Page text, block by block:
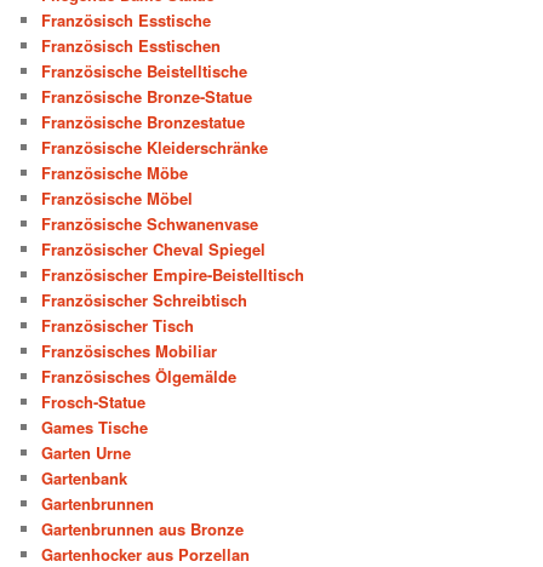
Französisch Esstische
Französisch Esstischen
Französische Beistelltische
Französische Bronze-Statue
Französische Bronzestatue
Französische Kleiderschränke
Französische Möbe
Französische Möbel
Französische Schwanenvase
Französischer Cheval Spiegel
Französischer Empire-Beistelltisch
Französischer Schreibtisch
Französischer Tisch
Französisches Mobiliar
Französisches Ölgemälde
Frosch-Statue
Games Tische
Garten Urne
Gartenbank
Gartenbrunnen
Gartenbrunnen aus Bronze
Gartenhocker aus Porzellan